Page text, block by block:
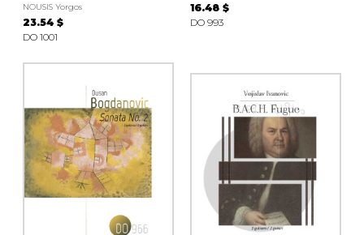
NOUSIS Yorgos
23.54 $
DO 1001
16.48 $
DO 993